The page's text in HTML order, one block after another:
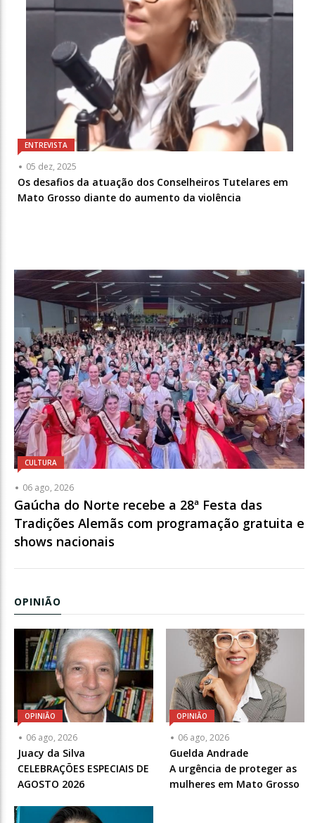
ENTREVISTA
05 dez, 2025
Os desafios da atuação dos Conselheiros Tutelares em
Mato Grosso diante do aumento da violência
CULTURA
06 ago, 2026
Gaúcha do Norte recebe a 28ª Festa das
Tradições Alemãs com programação gratuita e
shows nacionais
OPINIÃO
OPINIÃO
06 ago, 2026
Articulista
ou
Chamada
-
Juacy da Silva
CELEBRAÇÕES ESPECIAIS DE
AGOSTO 2026
OPINIÃO
06 ago, 2026
Articulista
ou
Chamada
-
Guelda Andrade
A urgência de proteger as
mulheres em Mato Grosso